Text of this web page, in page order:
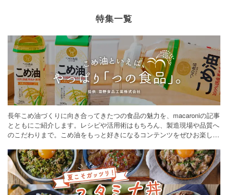
特集一覧
長年こめ油づくりに向き合ってきたつの食品の魅力を、macaroniの記事
とともにご紹介します。レシピや活用術はもちろん、製造現場や品質へ
のこだわりまで。こめ油をもっと好きになるコンテンツをぜひお楽しみ